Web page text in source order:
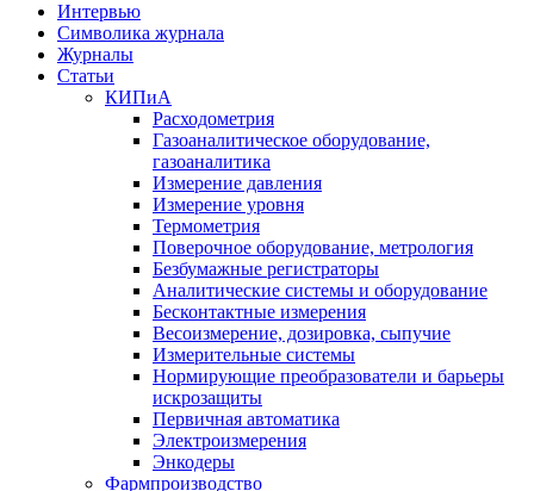
Интервью
Символика журнала
Журналы
Статьи
КИПиА
Расходометрия
Газоаналитическое оборудование,
газоаналитика
Измерение давления
Измерение уровня
Термометрия
Поверочное оборудование, метрология
Безбумажные регистраторы
Аналитические системы и оборудование
Бесконтактные измерения
Весоизмерение, дозировка, сыпучие
Измерительные системы
Нормирующие преобразователи и барьеры
искрозащиты
Первичная автоматика
Электроизмерения
Энкодеры
Фармпроизводство